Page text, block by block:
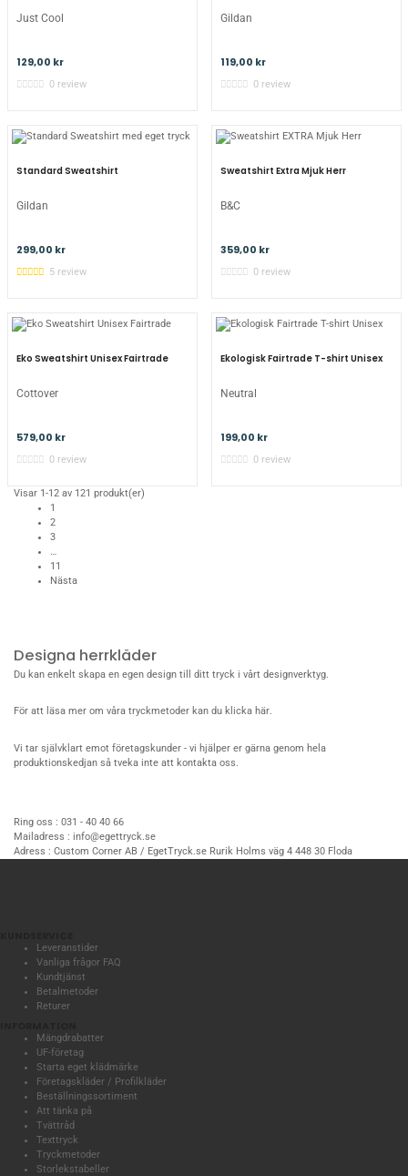
Just Cool
129,00 kr
0 review
Gildan
119,00 kr
0 review
Standard Sweatshirt
Gildan
299,00 kr
5 review
Sweatshirt Extra Mjuk Herr
B&C
359,00 kr
0 review
Eko Sweatshirt Unisex Fairtrade
Cottover
579,00 kr
0 review
Ekologisk Fairtrade T-shirt Unisex
Neutral
199,00 kr
0 review
Visar 1-12 av 121 produkt(er)
1
2
3
…
11
Nästa
Designa herrkläder
Du kan enkelt skapa en egen design till ditt tryck i vårt designverktyg.
För att läsa mer om våra tryckmetoder kan du klicka här.
Vi tar självklart emot företagskunder - vi hjälper er gärna genom hela
produktionskedjan så tveka inte att kontakta oss
Ring oss : 031 - 40 40 66
Mailadress : info@egettryck.se
Adress : Custom Corner AB / EgetTryck.se Rurik Holms väg 4 448 30 Floda
Leveranstider
Vanliga frågor FAQ
Kundtjänst
Betalmetoder
Returer
Mängdrabatter
UF-företag
Starta eget klädmärke
Företagskläder / Profilkläder
Beställningssortiment
Att tänka på
Tvättråd
Texttryck
Tryckmetoder
Storlekstabeller